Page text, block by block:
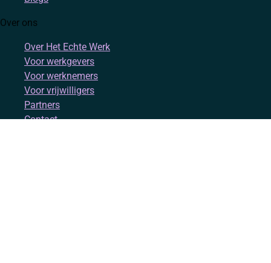
Over ons
Over Het Echte Werk
Voor werkgevers
Voor werknemers
Voor vrijwilligers
Partners
Contact